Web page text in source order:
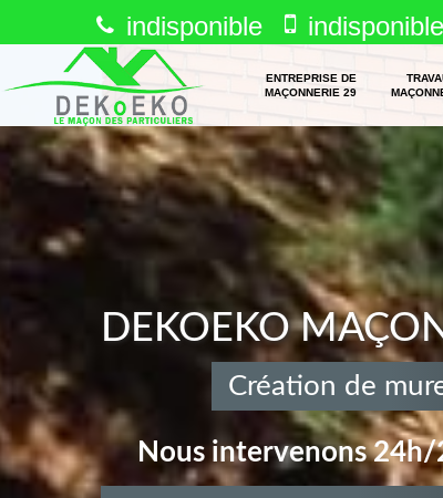
indisponible indisponible
ENTREPRISE DE
MAÇONNERIE 29
DEKOEKO
Création de
Nous intervenons